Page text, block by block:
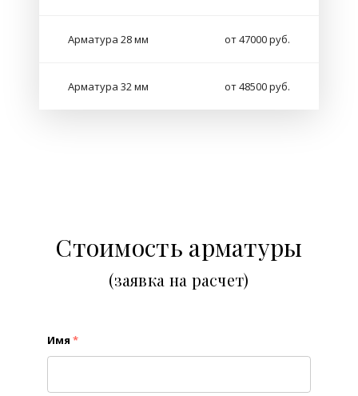
Арматура 28 мм от 47000 руб.
Арматура 32 мм от 48500 руб.
Стоимость арматуры
(заявка на расчет)
Имя *